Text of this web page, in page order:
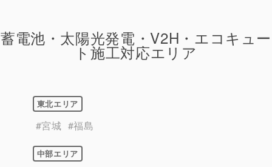
蓄電池・太陽光発電・V2H・エコキュー
ト施工対応エリア
東北エリア
#宮城 #福島
中部エリア